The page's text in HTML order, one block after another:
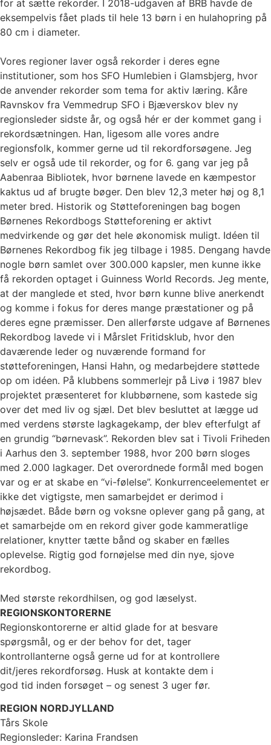
for at sætte rekorder. I 2018-udgaven af BRB havde de
eksempelvis fået plads til hele 13 børn i en hulahopring på
80 cm i diameter.
Vores regioner laver også rekorder i deres egne
institutioner, som hos SFO Humlebien i Glamsbjerg, hvor
de anvender rekorder som tema for aktiv læring. Kåre
Ravnskov fra Vemmedrup SFO i Bjæverskov blev ny
regionsleder sidste år, og også hér er der kommet gang i
rekordsætningen. Han, ligesom alle vores andre
regionsfolk, kommer gerne ud til rekordforsøgene. Jeg
selv er også ude til rekorder, og for 6. gang var jeg på
Aabenraa Bibliotek, hvor børnene lavede en kæmpestor
kaktus ud af brugte bøger. Den blev 12,3 meter høj og 8,1
meter bred. Historik og Støtteforeningen bag bogen
Børnenes Rekordbogs Støtteforening er aktivt
medvirkende og gør det hele økonomisk muligt. Idéen til
Børnenes Rekordbog fik jeg tilbage i 1985. Dengang havde
nogle børn samlet over 300.000 kapsler, men kunne ikke
få rekorden optaget i Guinness World Records. Jeg mente,
at der manglede et sted, hvor børn kunne blive anerkendt
og komme i fokus for deres mange præstationer og på
deres egne præmisser. Den allerførste udgave af Børnenes
Rekordbog lavede vi i Mårslet Fritidsklub, hvor den
daværende leder og nuværende formand for
støtteforeningen, Hansi Hahn, og medarbejdere støttede
op om idéen. På klubbens sommerlejr på Livø i 1987 blev
projektet præsenteret for klubbørnene, som kastede sig
over det med liv og sjæl. Det blev besluttet at lægge ud
med verdens største lagkagekamp, der blev efterfulgt af
en grundig “børnevask”. Rekorden blev sat i Tivoli Friheden
i Aarhus den 3. september 1988, hvor 200 børn sloges
med 2.000 lagkager. Det overordnede formål med bogen
var og er at skabe en “vi-følelse”. Konkurrenceelementet er
ikke det vigtigste, men samarbejdet er derimod i
højsædet. Både børn og voksne oplever gang på gang, at
et samarbejde om en rekord giver gode kammeratlige
relationer, knytter tætte bånd og skaber en fælles
oplevelse. Rigtig god fornøjelse med din nye, sjove
rekordbog.
Med største rekordhilsen, og god læselyst.
REGIONSKONTORERNE
Regionskontorerne er altid glade for at besvare
spørgsmål, og er der behov for det, tager
kontrollanterne også gerne ud for at kontrollere
dit/jeres rekordforsøg. Husk at kontakte dem i
god tid inden forsøget – og senest 3 uger før.
REGION NORDJYLLAND
Tårs Skole
Regionsleder: Karina Frandsen